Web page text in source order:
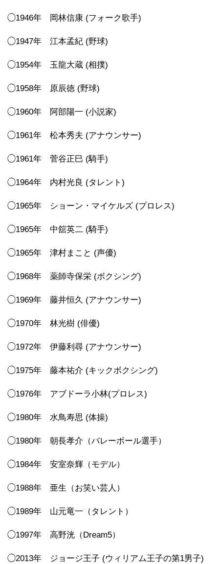
◯1946年 岡林信康 (フォーク歌手)
◯1947年 江本孟紀 (野球)
◯1954年 玉龍大蔵 (相撲)
◯1958年 原辰徳 (野球)
◯1960年 阿部陽一 (小説家)
◯1961年 松本秀夫 (アナウンサー)
◯1961年 菅谷正巳 (騎手)
◯1964年 内村光良 (タレント)
◯1965年 ショーン・マイケルズ (プロレス)
◯1965年 中舘英二 (騎手)
◯1965年 津村まこと (声優)
◯1968年 薬師寺保栄 (ボクシング)
◯1969年 藤井恒久 (アナウンサー)
◯1970年 林光樹 (俳優)
◯1972年 伊藤利尋 (アナウンサー)
◯1975年 藤本祐介 (キックボクシング)
◯1976年 アブドーラ小林(プロレス)
◯1980年 水鳥寿思 (体操)
◯1980年 朝長孝介（バレーボール選手）
◯1984年 安室奈輝（モデル）
◯1988年 亜生（お笑い芸人）
◯1989年 山元竜一（タレント）
◯1997年 高野洸（Dream5）
◯2013年 ジョージ王子 (ウィリアム王子の第1男子)